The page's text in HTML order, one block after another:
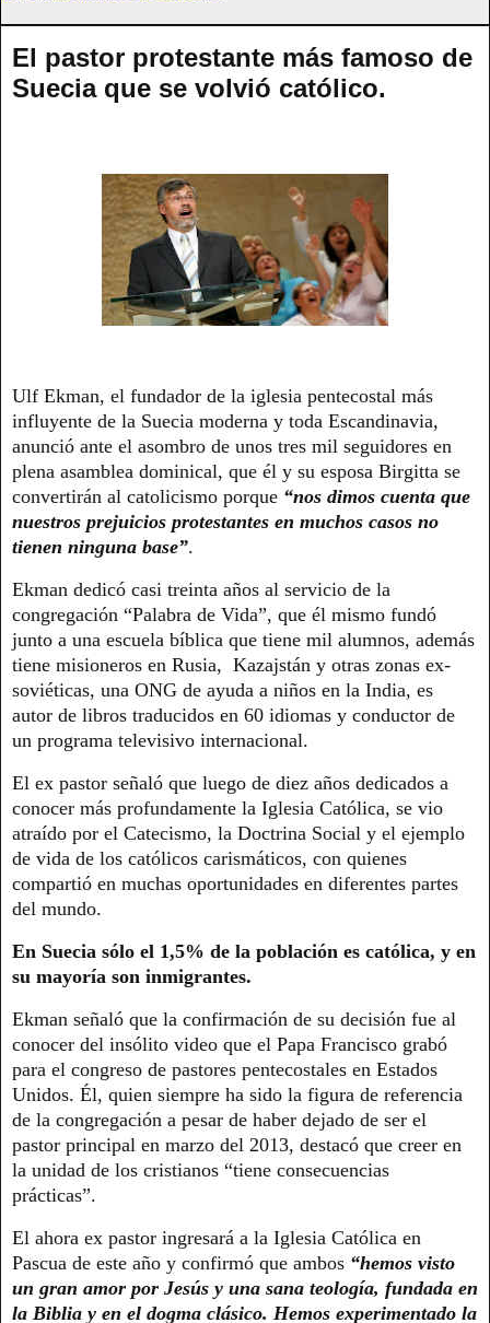
El pastor protestante más famoso de
Suecia que se volvió católico.
Ulf Ekman, el fundador de la iglesia pentecostal más
influyente de la Suecia moderna y toda Escandinavia,
anunció ante el asombro de unos tres mil seguidores en
plena asamblea dominical, que él y su esposa Birgitta se
convertirán al catolicismo porque “nos dimos cuenta que
nuestros prejuicios protestantes en muchos casos no
tienen ninguna base”.
Ekman dedicó casi treinta años al servicio de la
congregación “Palabra de Vida”, que él mismo fundó
junto a una escuela bíblica que tiene mil alumnos, además
tiene misioneros en Rusia, Kazajstán y otras zonas ex-
soviéticas, una ONG de ayuda a niños en la India, es
autor de libros traducidos en 60 idiomas y conductor de
un programa televisivo internacional.
El ex pastor señaló que luego de diez años dedicados a
conocer más profundamente la Iglesia Católica, se vio
atraído por el Catecismo, la Doctrina Social y el ejemplo
de vida de los católicos carismáticos, con quienes
compartió en muchas oportunidades en diferentes partes
del mundo.
En Suecia sólo el 1,5% de la población es católica, y en
su mayoría son inmigrantes.
Ekman señaló que la confirmación de su decisión fue al
conocer del insólito video que el Papa Francisco grabó
para el congreso de pastores pentecostales en Estados
Unidos. Él, quien siempre ha sido la figura de referencia
de la congregación a pesar de haber dejado de ser el
pastor principal en marzo del 2013, destacó que creer en
la unidad de los cristianos “tiene consecuencias
prácticas”.
El ahora ex pastor ingresará a la Iglesia Católica en
Pascua de este año y confirmó que ambos “hemos visto
un gran amor por Jesús y una sana teología, fundada en
la Biblia y en el dogma clásico. Hemos experimentado la